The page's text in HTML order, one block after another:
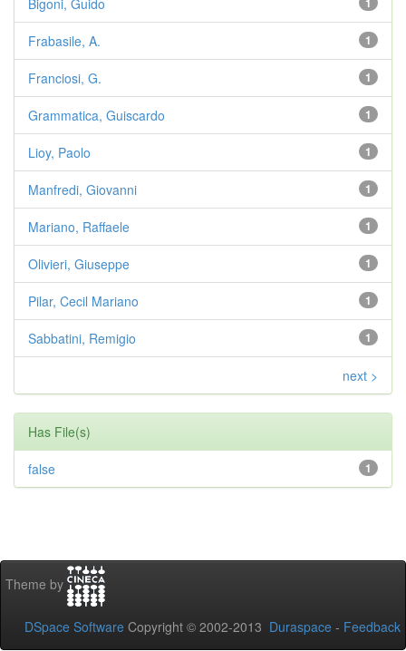
Bigoni, Guido
1
Frabasile, A.
1
Franciosi, G.
1
Grammatica, Guiscardo
1
Lioy, Paolo
1
Manfredi, Giovanni
1
Mariano, Raffaele
1
Olivieri, Giuseppe
1
Pilar, Cecil Mariano
1
Sabbatini, Remigio
next >
Has File(s)
1
false
Theme by
DSpace Software Copyright © 2002-2013 Duraspace - Feedback